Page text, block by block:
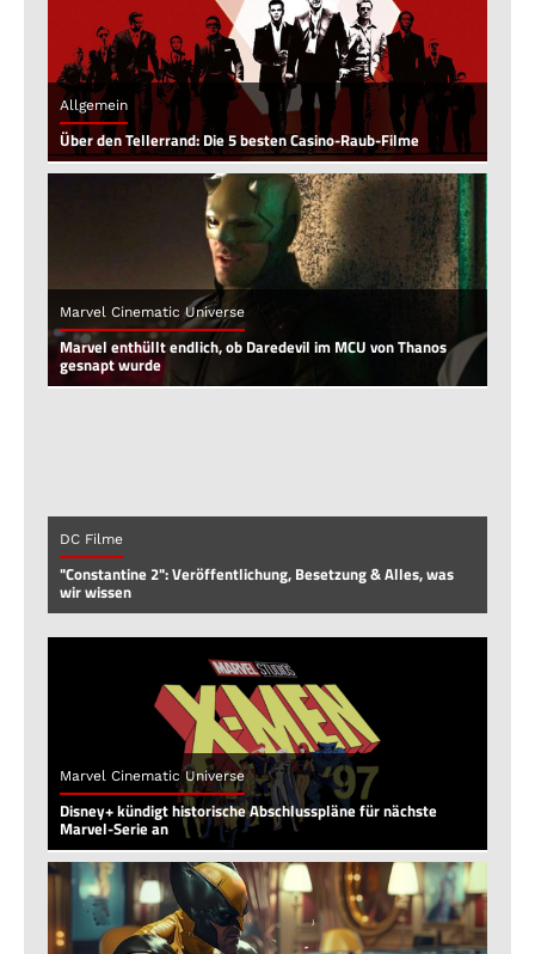
Allgemein
Über den Tellerrand: Die 5 besten Casino-Raub-Filme
Marvel Cinematic Universe
Marvel enthüllt endlich, ob Daredevil im MCU von Thanos
gesnapt wurde
DC Filme
"Constantine 2": Veröffentlichung, Besetzung & Alles, was
wir wissen
Marvel Cinematic Universe
Disney+ kündigt historische Abschlusspläne für nächste
Marvel-Serie an